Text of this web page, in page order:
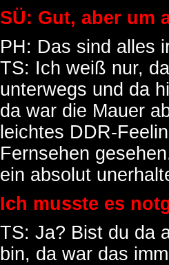
SÜ: Gut, aber um
PH: Das sind alles
TS: Ich weiß nur,
unterwegs und da
da war die Mauer
leichtes DDR-
Fernsehen
ein absolut
Ich musste es
TS: Ja? Bist du da
bin, da war das